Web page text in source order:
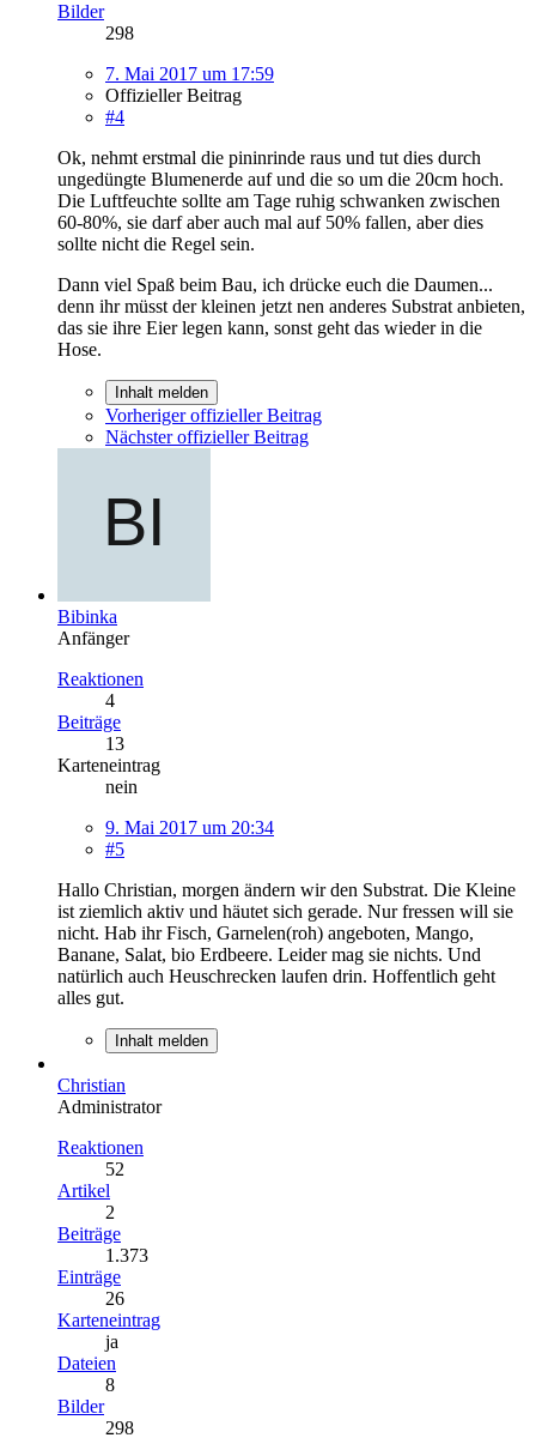
Bilder
298
7. Mai 2017 um 17:59
Offizieller Beitrag
#4
Ok, nehmt erstmal die pininrinde raus und tut dies durch
ungedüngte Blumenerde auf und die so um die 20cm hoch.
Die Luftfeuchte sollte am Tage ruhig schwanken zwischen
60-80%, sie darf aber auch mal auf 50% fallen, aber dies
sollte nicht die Regel sein.
Dann viel Spaß beim Bau, ich drücke euch die Daumen...
denn ihr müsst der kleinen jetzt nen anderes Substrat anbieten,
das sie ihre Eier legen kann, sonst geht das wieder in die
Hose.
Inhalt melden
Vorheriger offizieller Beitrag
Nächster offizieller Beitrag
Bibinka
Anfänger
Reaktionen
4
Beiträge
13
Karteneintrag
nein
9. Mai 2017 um 20:34
#5
Hallo Christian, morgen ändern wir den Substrat. Die Kleine
ist ziemlich aktiv und häutet sich gerade. Nur fressen will sie
nicht. Hab ihr Fisch, Garnelen(roh) angeboten, Mango,
Banane, Salat, bio Erdbeere. Leider mag sie nichts. Und
natürlich auch Heuschrecken laufen drin. Hoffentlich geht
alles gut.
Inhalt melden
Christian
Administrator
Reaktionen
52
Artikel
2
Beiträge
1.373
Einträge
26
Karteneintrag
ja
Dateien
8
Bilder
298